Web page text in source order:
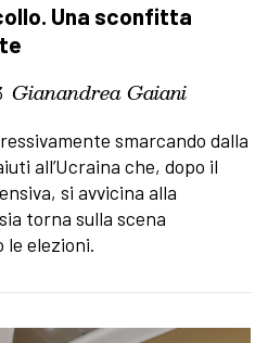
Una sconfitta
Gianandrea Gaiani
smarcando dalla
all’Ucraina che, dopo il
si avvicina alla
torna sulla scena
le elezioni.